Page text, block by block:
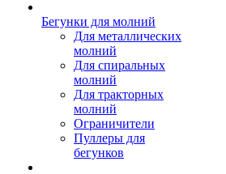
Бегунки для молний
Для металлических
молний
Для спиральных
молний
Для тракторных
молний
Ограничители
Пуллеры для
бегунков